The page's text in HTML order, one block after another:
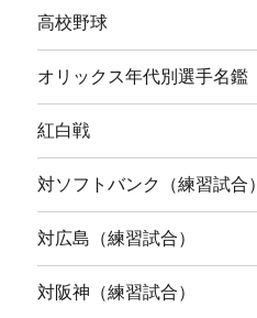
高校野球
オリックス年代別選手名鑑
紅白戦
対ソフトバンク（練習試合）
対広島（練習試合）
対阪神（練習試合）